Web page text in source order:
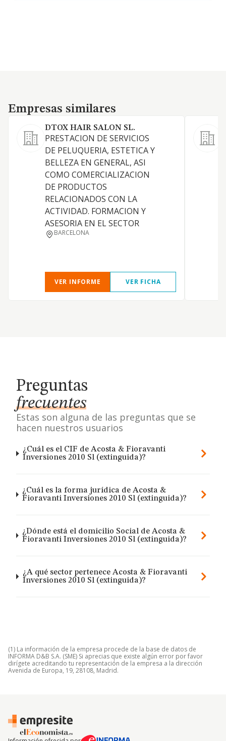
Empresas similares
Empresas similares
DTOX HAIR SALON SL.
PRESTACION DE SERVICIOS
DE PELUQUERIA, ESTETICA Y
BELLEZA EN GENERAL, ASI
COMO COMERCIALIZACION
DE PRODUCTOS
RELACIONADOS CON LA
ACTIVIDAD. FORMACION Y
ASESORIA EN EL SECTOR
BARCELONA
VER INFORME VER FICHA
Preguntas
frecuentes
Estas son alguna de las preguntas que se
hacen nuestros usuarios
¿Cuál es el CIF de Acosta & Fioravanti
Inversiones 2010 Sl (extinguida)?
¿Cuál es la forma jurídica de Acosta &
Fioravanti Inversiones 2010 Sl (extinguida)?
¿Dónde está el domicilio Social de Acosta &
Fioravanti Inversiones 2010 Sl (extinguida)?
¿A qué sector pertenece Acosta & Fioravanti
Inversiones 2010 Sl (extinguida)?
(1) La información de la empresa procede de la base de datos de
INFORMA D&B S.A. (SME) Si aprecias que existe algún error por favor
dirígete acreditando tu representación de la empresa a la dirección
Avenida de Europa, 19, 28108, Madrid.